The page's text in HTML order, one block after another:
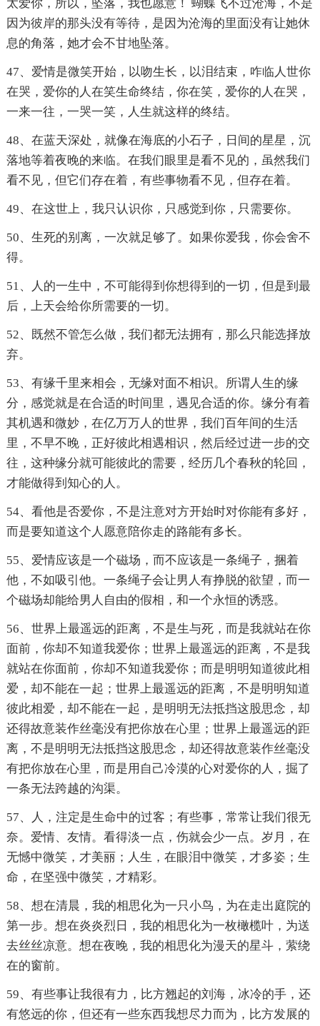
太爱你，所以，坠落，我也愿意！ 蝴蝶飞不过沧海，不是
因为彼岸的那头没有等待，是因为沧海的里面没有让她休
息的角落，她才会不甘地坠落。
47、爱情是微笑开始，以吻生长，以泪结束，咋临人世你
在哭，爱你的人在笑生命终结，你在笑，爱你的人在哭，
一来一往，一哭一笑，人生就这样的终结。
48、在蓝天深处，就像在海底的小石子，日间的星星，沉
落地等着夜晚的来临。在我们眼里是看不见的，虽然我们
看不见，但它们存在着，有些事物看不见，但存在着。
49、在这世上，我只认识你，只感觉到你，只需要你。
50、生死的别离，一次就足够了。如果你爱我，你会舍不
得。
51、人的一生中，不可能得到你想得到的一切，但是到最
后，上天会给你所需要的一切。
52、既然不管怎么做，我们都无法拥有，那么只能选择放
弃。
53、有缘千里来相会，无缘对面不相识。所谓人生的缘
分，感觉就是在合适的时间里，遇见合适的你。缘分有着
其机遇和微妙，在亿万万人的世界，我们百年间的生活
里，不早不晚，正好彼此相遇相识，然后经过进一步的交
往，这种缘分就可能彼此的需要，经历几个春秋的轮回，
才能做得到知心的人。
54、看他是否爱你，不是注意对方开始时对你能有多好，
而是要知道这个人愿意陪你走的路能有多长。
55、爱情应该是一个磁场，而不应该是一条绳子，捆着
他，不如吸引他。一条绳子会让男人有挣脱的欲望，而一
个磁场却能给男人自由的假相，和一个永恒的诱惑。
56、世界上最遥远的距离，不是生与死，而是我就站在你
面前，你却不知道我爱你；世界上最遥远的距离，不是我
就站在你面前，你却不知道我爱你；而是明明知道彼此相
爱，却不能在一起；世界上最遥远的距离，不是明明知道
彼此相爱，却不能在一起，是明明无法抵挡这股思念，却
还得故意装作丝毫没有把你放在心里；世界上最遥远的距
离，不是明明无法抵挡这股思念，却还得故意装作丝毫没
有把你放在心里，而是用自己冷漠的心对爱你的人，掘了
一条无法跨越的沟渠。
57、人，注定是生命中的过客；有些事，常常让我们很无
奈。爱情、友情。看得淡一点，伤就会少一点。岁月，在
无憾中微笑，才美丽；人生，在眼泪中微笑，才多姿；生
命，在坚强中微笑，才精彩。
58、想在清晨，我的相思化为一只小鸟，为在走出庭院的
第一步。想在炎炎烈日，我的相思化为一枚橄榄叶，为送
去丝丝凉意。想在夜晚，我的相思化为漫天的星斗，萦绕
在的窗前。
59、有些事让我很有力，比方翘起的刘海，冰冷的手，还
有悠远的你，但还有一些东西我想尽力而为，比方发展的